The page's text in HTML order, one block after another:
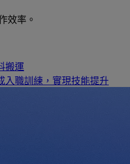
效率。
搬運
入職訓練，實現技能提升